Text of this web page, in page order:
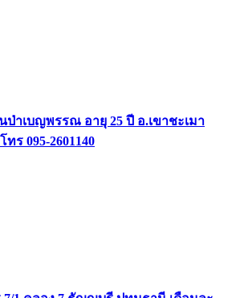
ป่าเบญพรรณ อายุ 25 ปี อ.เขาชะเมา
ร 095-2601140